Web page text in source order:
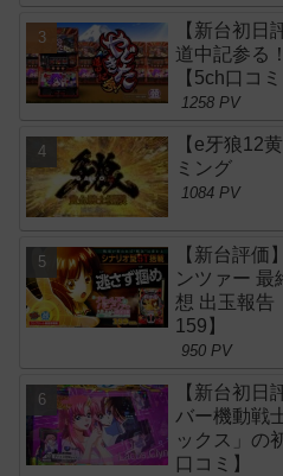
【新台初日
道中記参る
【5ch口コミ
1258 PV
【e牙狼12
ミング
1084 PV
【新台評価
ンツァー 最
想 出玉報告
159】
950 PV
【新台初日
バー機動戦
ックス」の
口コミ】